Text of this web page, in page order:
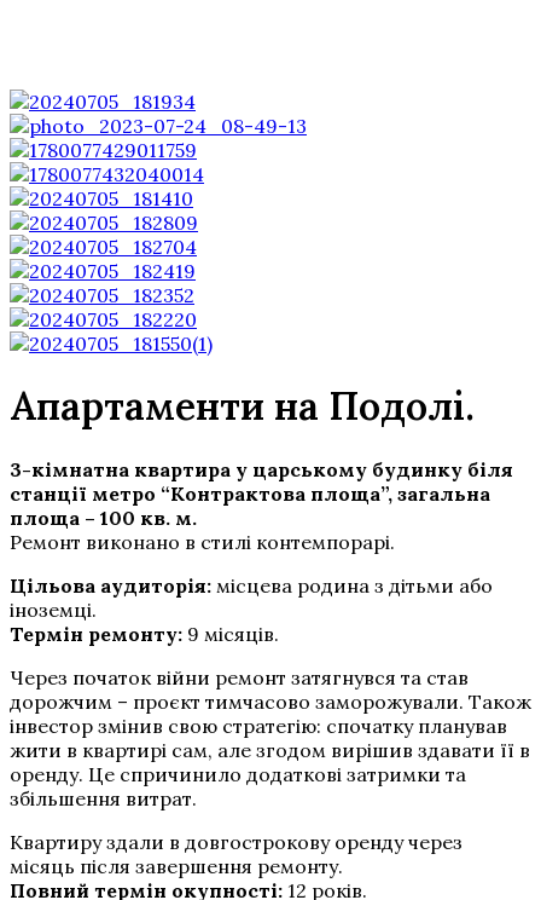
Апартаменти на Подолі.
3-кімнатна квартира у царському будинку біля
станції метро “Контрактова площа”, загальна
площа – 100 кв. м.
Ремонт виконано в стилі контемпорарі.
Цільова аудиторія: місцева родина з дітьми або
іноземці.
Термін ремонту: 9 місяців.
Через початок війни ремонт затягнувся та став
дорожчим – проєкт тимчасово заморожували. Також
інвестор змінив свою стратегію: спочатку планував
жити в квартирі сам, але згодом вирішив здавати її в
оренду. Це спричинило додаткові затримки та
збільшення витрат.
Квартиру здали в довгострокову оренду через
місяць після завершення ремонту.
Повний термін окупності: 12 років.